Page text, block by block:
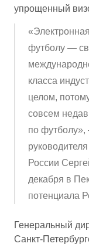
упрощенный
футболу —
класса
целом,
совсем
по футболу»,
России
декабря в
потенциала
Генеральный
Санкт-